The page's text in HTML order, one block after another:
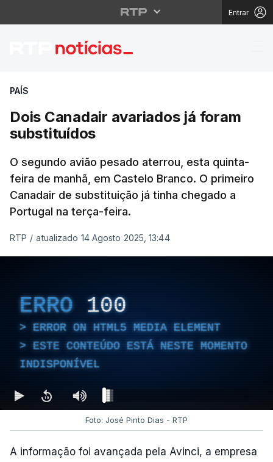
Entrar
Dois Canadair
PAÍS
Dois Canadair avariados já foram
substituídos
O segundo avião pesado aterrou, esta quinta-
feira de manhã, em Castelo Branco. O primeiro
Canadair de substituição já tinha chegado a
Portugal na terça-feira.
RTP / atualizado 14 Agosto 2025, 13:44
ERRO 100
ERROR ON HTML5 MEDIA ELEMENT
ESTE CONTEÚDO ESTÁ NESTE MOMENTO
INDISPONÍVEL
Foto: José Pinto Dias - RTP
A informação foi avançada pela Avinci, a empresa